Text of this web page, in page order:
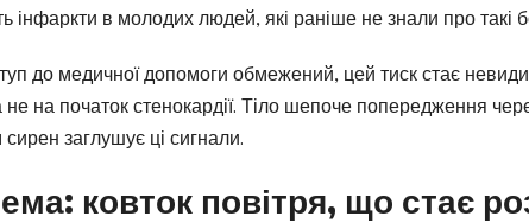
інфаркти в молодих людей, які раніше не знали про такі
до медичної допомоги обмежений, цей тиск стає
на початок стенокардії. Тіло шепоче попередження
заглушує ці сигнали.
ковток повітря, що стає